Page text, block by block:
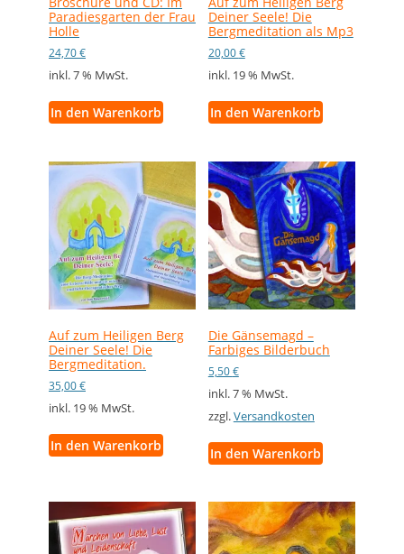
Paradiesgarten der Frau
Holle
24,70€
inkl. 7 % MwSt.
In den Warenkorb
Deiner Seele! Die
Bergmeditation als Mp3
20,00€
inkl. 19 % MwSt.
In den Warenkorb
Auf zum Heiligen Berg
Deiner Seele! Die
Bergmeditation.
35,00€
inkl. 19 % MwSt.
In den Warenkorb
Die Gänsemagd –
Farbiges Bilderbuch
5,50€
inkl. 7 % MwSt.
zzgl.Versandkosten
In den Warenkorb